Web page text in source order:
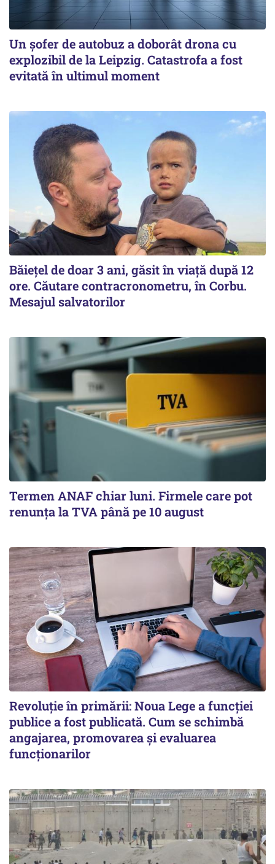
Un șofer de autobuz a doborât drona cu
explozibil de la Leipzig. Catastrofa a fost
evitată în ultimul moment
Băiețel de doar 3 ani, găsit în viață după 12
ore. Căutare contracronometru, în Corbu.
Mesajul salvatorilor
Termen ANAF chiar luni. Firmele care pot
renunța la TVA până pe 10 august
Revoluție în primării: Noua Lege a funcției
publice a fost publicată. Cum se schimbă
angajarea, promovarea și evaluarea
funcționarilor